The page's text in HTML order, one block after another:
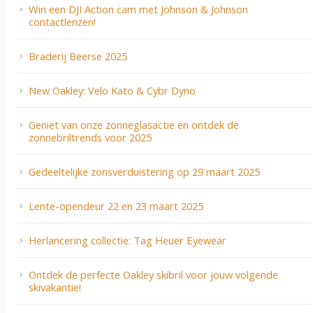
Win een DJI Action cam met Johnson & Johnson
contactlenzen!
Braderij Beerse 2025
New Oakley: Velo Kato & Cybr Dyno
Geniet van onze zonneglasactie en ontdek de
zonnebriltrends voor 2025
Gedeeltelijke zonsverduistering op 29 maart 2025
Lente-opendeur 22 en 23 maart 2025
Herlancering collectie: Tag Heuer Eyewear
Ontdek de perfecte Oakley skibril voor jouw volgende
skivakantie!